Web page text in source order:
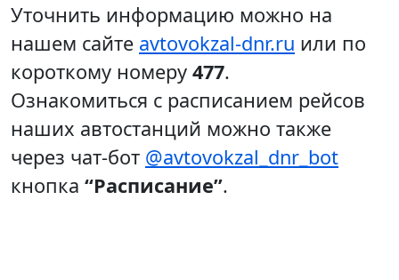
Уточнить информацию можно на
нашем сайте avtovokzal-dnr.ru или по
короткому номеру 477.
Ознакомиться с расписанием рейсов
наших автостанций можно также
через чат-бот @avtovokzal_dnr_bot
кнопка “Расписание”.